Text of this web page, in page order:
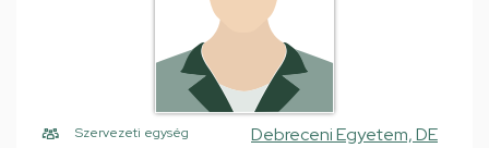
Szervezeti egység
Debreceni Egyetem, DE